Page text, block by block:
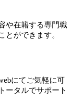
や在籍する専門職
とができます。
にてご気軽に可
ータルでサポート